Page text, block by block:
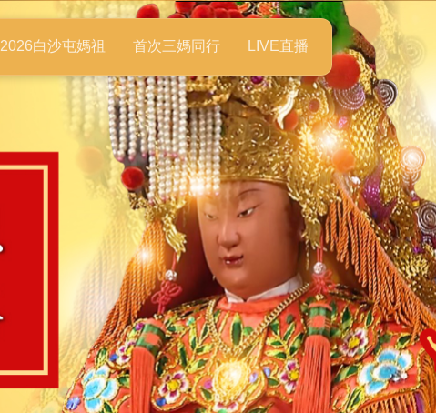
2026白沙屯媽祖 首次三媽同行 LIVE直播